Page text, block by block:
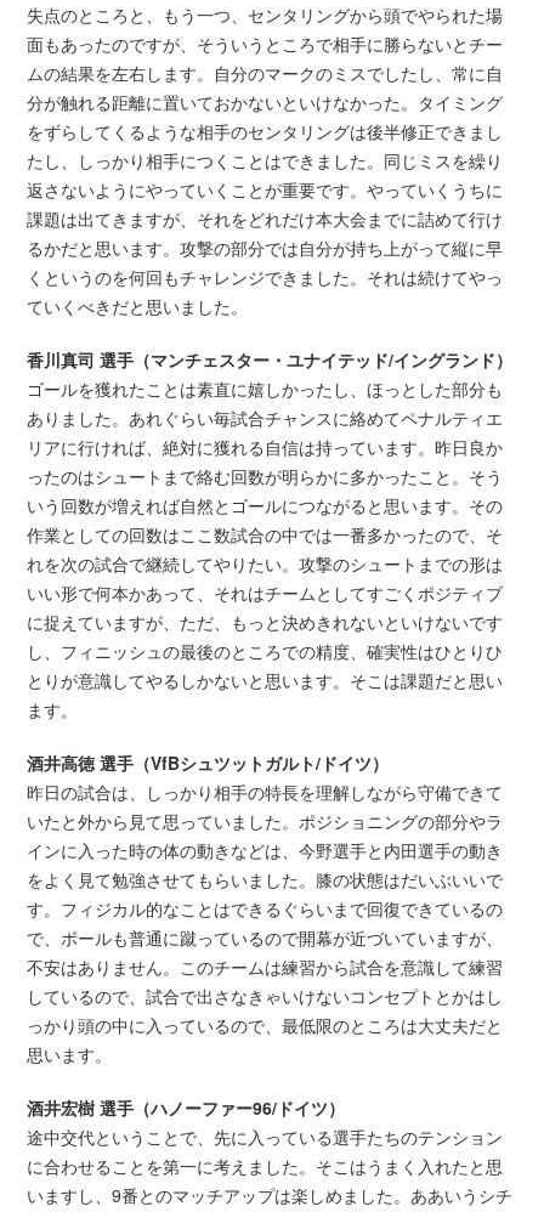
失点のところと、もう一つ、センタリングから頭でやられた場
面もあったのですが、そういうところで相手に勝らないとチー
ムの結果を左右します。自分のマークのミスでしたし、常に自
分が触れる距離に置いておかないといけなかった。タイミング
をずらしてくるような相手のセンタリングは後半修正できまし
たし、しっかり相手につくことはできました。同じミスを繰り
返さないようにやっていくことが重要です。やっていくうちに
課題は出てきますが、それをどれだけ本大会までに詰めて行け
るかだと思います。攻撃の部分では自分が持ち上がって縦に早
くというのを何回もチャレンジできました。それは続けてやっ
ていくべきだと思いました。
香川真司 選手（マンチェスター・ユナイテッド/イングランド）
ゴールを獲れたことは素直に嬉しかったし、ほっとした部分も
ありました。あれぐらい毎試合チャンスに絡めてペナルティエ
リアに行ければ、絶対に獲れる自信は持っています。昨日良か
ったのはシュートまで絡む回数が明らかに多かったこと。そう
いう回数が増えれば自然とゴールにつながると思います。その
作業としての回数はここ数試合の中では一番多かったので、そ
れを次の試合で継続してやりたい。攻撃のシュートまでの形は
いい形で何本かあって、それはチームとしてすごくポジティブ
に捉えていますが、ただ、もっと決めきれないといけないです
し、フィニッシュの最後のところでの精度、確実性はひとりひ
とりが意識してやるしかないと思います。そこは課題だと思い
ます。
酒井高徳 選手（VfBシュツットガルト/ドイツ）
昨日の試合は、しっかり相手の特長を理解しながら守備できて
いたと外から見て思っていました。ポジショニングの部分やラ
インに入った時の体の動きなどは、今野選手と内田選手の動き
をよく見て勉強させてもらいました。膝の状態はだいぶいいで
す。フィジカル的なことはできるぐらいまで回復できているの
で、ボールも普通に蹴っているので開幕が近づいていますが、
不安はありません。このチームは練習から試合を意識して練習
しているので、試合で出さなきゃいけないコンセプトとかはし
っかり頭の中に入っているので、最低限のところは大丈夫だと
思います。
酒井宏樹 選手（ハノーファー96/ドイツ）
途中交代ということで、先に入っている選手たちのテンション
に合わせることを第一に考えました。そこはうまく入れたと思
いますし、9番とのマッチアップは楽しめました。ああいうシチ